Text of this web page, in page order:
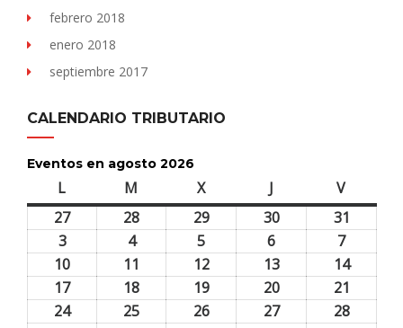
febrero 2018
enero 2018
septiembre 2017
CALENDARIO TRIBUTARIO
Eventos en agosto 2026
L M Xmiércoles J Vviernes
2727
28 2929
2026
3030
2026
31
2026
33
agosto,
2026
44
agosto,
2026
5
agosto,
2026
6
agosto,
2026
77
agosto,
2026
10
agosto,
2026
11 1212
agosto,
2026
1313
agosto,
2026
1414
2026
1717
agosto,
18 1919
agosto,
2020
agosto,
21
agosto,
2424
25 2626
2727
2828